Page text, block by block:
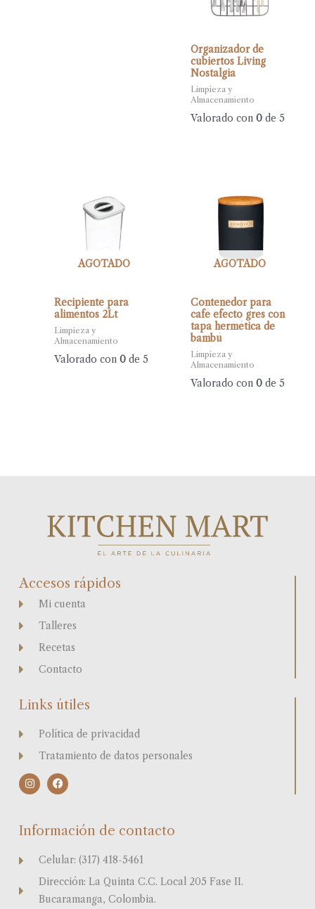
Organizador de
cubiertos Living
Nostalgia
Limpieza y
Almacenamiento
Valorado con 0de 5
AGOTADO
Recipiente para
alimentos 2Lt
Limpieza y
Almacenamiento
Valorado con0 de 5
AGOTADO
Contenedor para
café efecto gres con
tapa hermética de
bambú
Limpieza y
Almacenamiento
Valorado con 0de 5
Accesos rápidos
Mi cuenta
Talleres
Recetas
Contacto
Links útiles
Política de privacidad
Tratamiento de datos personales
I
n
s
g
F
a
c
o
k
Información de contacto
Celular: (317) 418-5461
Dirección: La Quinta C.C. Local 205 Fase II.
Bucaramanga, Colombia.